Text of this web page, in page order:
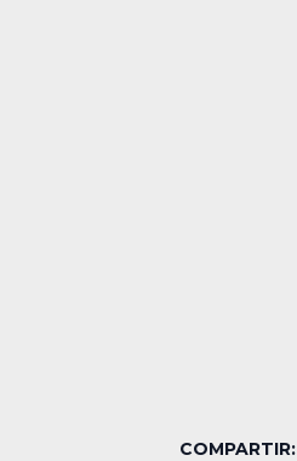
COMPARTIR: